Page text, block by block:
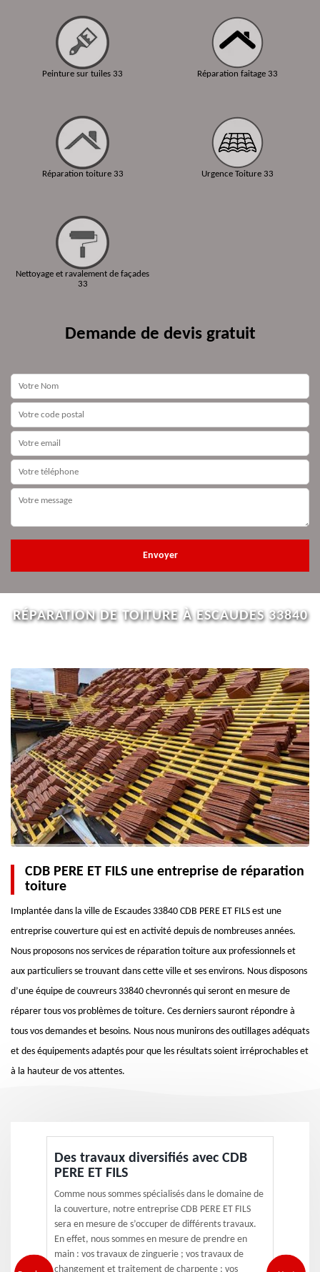
Peinture sur tuiles 33
Réparation toiture 33
Nettoyage et ravalement de façades
33
Réparation faitage 33
Urgence Toiture 33
Demande de devis gratuit
RÉPARATION DE TOITURE À ESCAUDES 33840
CDB PERE ET FILS une entreprise de réparation
toiture
Implantée dans la ville de Escaudes 33840 CDB PERE ET FILS est une
entreprise couverture qui est en activité depuis de nombreuses années.
Nous proposons nos services de réparation toiture aux professionnels et
aux particuliers se trouvant dans cette ville et ses environs. Nous disposons
d’une équipe de couvreurs 33840 chevronnés qui seront en mesure de
réparer tous vos problèmes de toiture. Ces derniers sauront répondre à
tous vos demandes et besoins. Nous nous munirons des outillages adéquats
et des équipements adaptés pour que les résultats soient irréprochables et
à la hauteur de vos attentes.
Des travaux diversifiés avec CDB
PERE ET FILS
Comme nous sommes spécialisés dans le domaine de
la couverture, notre entreprise CDB PERE ET FILS
sera en mesure de s’occuper de différents travaux.
En effet, nous sommes en mesure de prendre en
main : vos travaux de zinguerie ; vos travaux de
changement et traitement de charpente ; vos